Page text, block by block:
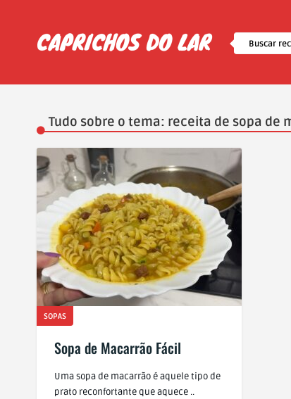
Tudo sobre o tema: receita de sopa de
SOPAS
Sopa de Macarrão Fácil
Uma sopa de macarrão é aquele tipo de
prato reconfortante que aquece ..